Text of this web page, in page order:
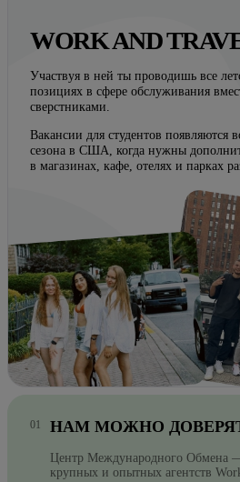
WORK AND
Участвуя в ней ты проводишь все
позициях в сфере обслуживания
сверстниками.
Вакансии для студентов появляются
сезона в США, когда нужны
в магазинах, кафе, отелях и парках
НАМ МОЖНО
Центр Международного Обмена
крупных и опытных агентств